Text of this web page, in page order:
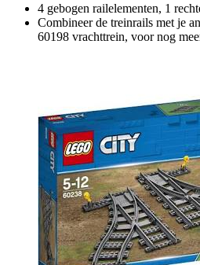
4 gebogen railelementen, 1
Combineer de treinrails met je
60198 vrachttrein, voor nog